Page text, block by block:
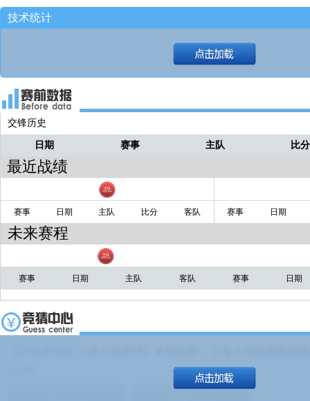
西瓜 看下数据！！
辽宁97-71战胜宁波！！！
西瓜 全场比赛结束！！！
西瓜 耗完时间！！
西瓜 球给弗格！！！
技术统计
交锋历史
日期 赛事 主队 比分
最近战绩
赛事 日期 主队 比分 客队 赛事 日期
未来赛程
赛事 日期 主队 客队 赛事 日期